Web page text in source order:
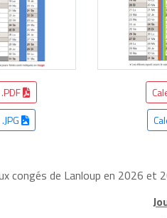
congés de Lanloup en 2026 et